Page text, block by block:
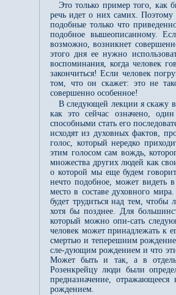
Это только пример того, как
речь идет о них самих.
подобные только что
подобное вышеописанному.
возможно, возникнет
этого дня ее нужно
воспоминания, когда человек
закончиться! Если человек
том, что он скажет: это не
совершенно особенное!
В следующей лекции я скажу
как это сейчас означено,
способными стать его
исходят из духовных фактов,
голос, который нередко
этим голосом сам вождь,
множества других людей как
о которой мы еще будем
нечто подобное, может видеть
место в составе духовного
будет трудиться над тем,
хотя бы позднее. Для
который можно опи-сать
человек может принадлежать к
смертью и теперешним
сле-дующим рождением и что
Может быть и так, а в
Розенкрейцу люди были
предназначение,
рождением.